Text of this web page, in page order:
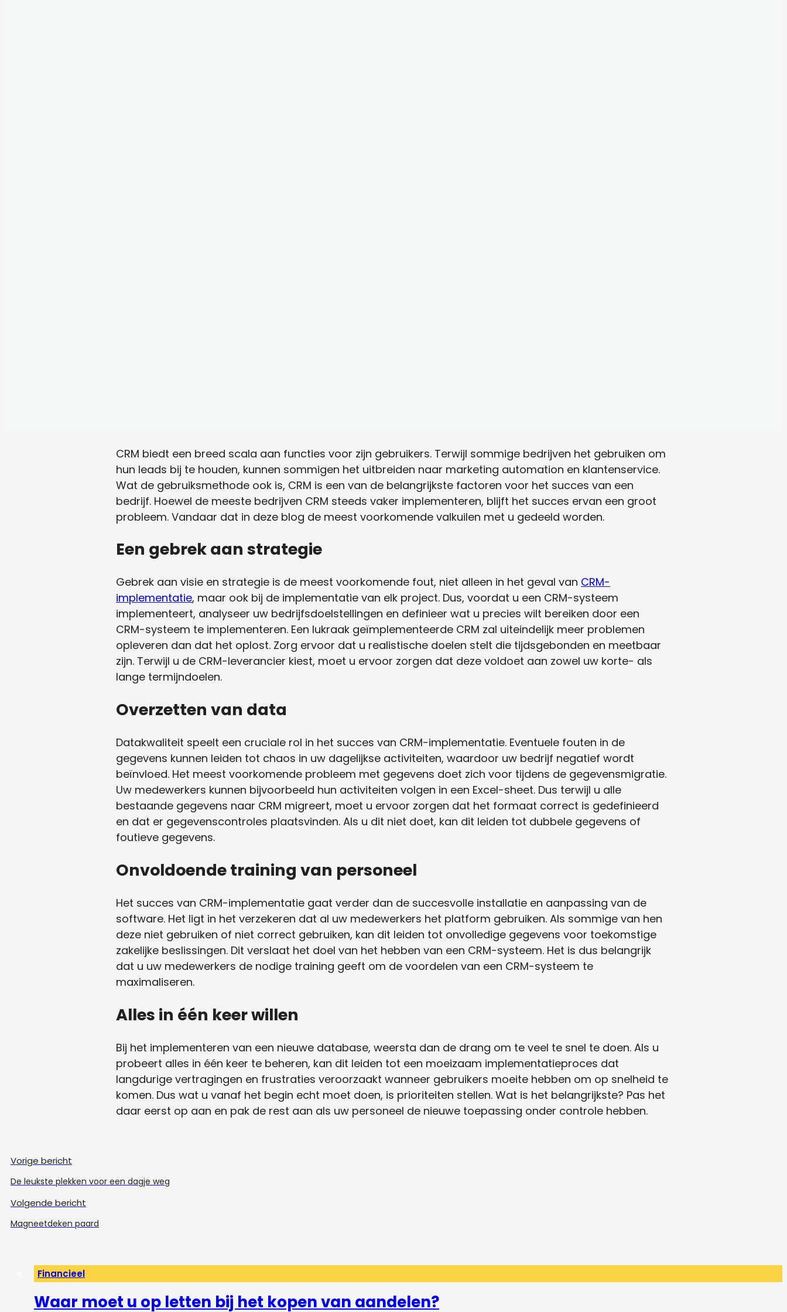
CRM biedt een breed scala aan functies voor zijn gebruikers. Terwijl sommige bedrijven het gebruiken om
hun leads bij te houden, kunnen sommigen het uitbreiden naar marketing automation en klantenservice.
Wat de gebruiksmethode ook is, CRM is een van de belangrijkste factoren voor het succes van een
bedrijf. Hoewel de meeste bedrijven CRM steeds vaker implementeren, blijft het succes ervan een groot
probleem. Vandaar dat in deze blog de meest voorkomende valkuilen met u gedeeld worden.
Een gebrek aan strategie
Gebrek aan visie en strategie is de meest voorkomende fout, niet alleen in het geval van CRM-
implementatie, maar ook bij de implementatie van elk project. Dus, voordat u een CRM-systeem
implementeert, analyseer uw bedrijfsdoelstellingen en definieer wat u precies wilt bereiken door een
CRM-systeem te implementeren. Een lukraak geïmplementeerde CRM zal uiteindelijk meer problemen
opleveren dan dat het oplost. Zorg ervoor dat u realistische doelen stelt die tijdsgebonden en meetbaar
zijn. Terwijl u de CRM-leverancier kiest, moet u ervoor zorgen dat deze voldoet aan zowel uw korte- als
lange termijndoelen.
Overzetten van data
Datakwaliteit speelt een cruciale rol in het succes van CRM-implementatie. Eventuele fouten in de
gegevens kunnen leiden tot chaos in uw dagelijkse activiteiten, waardoor uw bedrijf negatief wordt
beïnvloed. Het meest voorkomende probleem met gegevens doet zich voor tijdens de gegevensmigratie.
Uw medewerkers kunnen bijvoorbeeld hun activiteiten volgen in een Excel-sheet. Dus terwijl u alle
bestaande gegevens naar CRM migreert, moet u ervoor zorgen dat het formaat correct is gedefinieerd
en dat er gegevenscontroles plaatsvinden. Als u dit niet doet, kan dit leiden tot dubbele gegevens of
foutieve gegevens.
Onvoldoende training van personeel
Het succes van CRM-implementatie gaat verder dan de succesvolle installatie en aanpassing van de
software. Het ligt in het verzekeren dat al uw medewerkers het platform gebruiken. Als sommige van hen
deze niet gebruiken of niet correct gebruiken, kan dit leiden tot onvolledige gegevens voor toekomstige
zakelijke beslissingen. Dit verslaat het doel van het hebben van een CRM-systeem. Het is dus belangrijk
dat u uw medewerkers de nodige training geeft om de voordelen van een CRM-systeem te
maximaliseren.
Alles in één keer willen
Bij het implementeren van een nieuwe database, weersta dan de drang om te veel te snel te doen. Als u
probeert alles in één keer te beheren, kan dit leiden tot een moeizaam implementatieproces dat
langdurige vertragingen en frustraties veroorzaakt wanneer gebruikers moeite hebben om op snelheid te
komen. Dus wat u vanaf het begin echt moet doen, is prioriteiten stellen. Wat is het belangrijkste? Pas het
daar eerst op aan en pak de rest aan als uw personeel de nieuwe toepassing onder controle hebben.
Vorige bericht
De leukste plekken voor een dagje weg
Volgende bericht
Magneetdeken paard
Financieel
Waar moet u op letten bij het kopen van aandelen?